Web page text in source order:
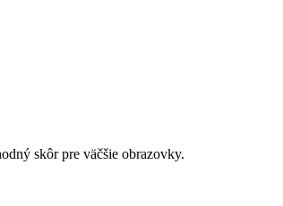
skôr pre väčšie obrazovky.